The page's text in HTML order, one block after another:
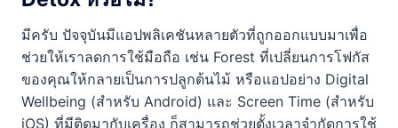
มีครับ ปัจจุบันมีแอปพลิเคชันหลายตัวที่ถูกออกแบบมาเพื่อ
ช่วยให้เราลดการใช้มือถือ เช่น Forest ที่เปลี่ยนการโฟกัส
ของคุณให้กลายเป็นการปลูกต้นไม้ หรือแอปอย่าง Digital
Wellbeing (สำหรับ Android) และ Screen Time (สำหรับ
iOS) ที่มีติดมากับเครื่อง ก็สามารถช่วยตั้งเวลาจำกัดการใช้